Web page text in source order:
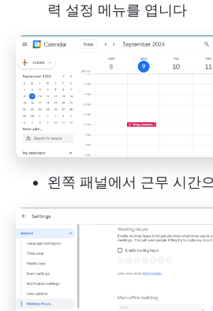
력 설정 메뉴를 엽니다
왼쪽 패널에서 근무 시간